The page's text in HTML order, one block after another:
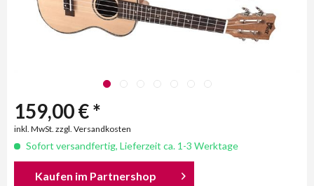
159,00 € *
inkl. MwSt. zzgl. Versandkosten
Sofort versandfertig, Lieferzeit ca. 1-3 Werktage
Kaufen im Partnershop